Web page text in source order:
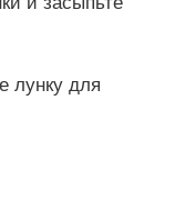
лунку для